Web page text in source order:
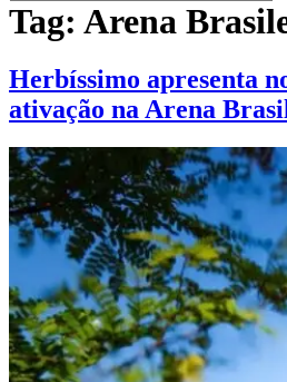
Tag: Arena
Herbíssimo apresenta
ativação na Arena